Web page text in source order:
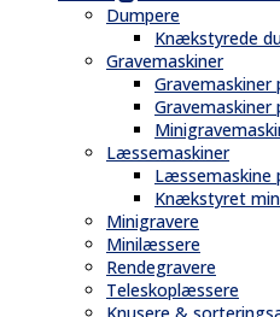
Dumpere
Knækstyrede
Gravemaskiner
Gravemaskiner
Gravemaskiner
Læssemaskiner
Læssemaskine
Knækstyret
Minigravere
Minilæssere
Rendegravere
Teleskoplæssere